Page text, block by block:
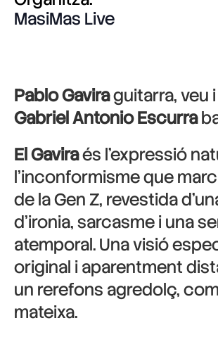
MasiMas Live
Pablo Gaviraguitarra, veu i
Gabriel Antonio Escurra
El Gaviraés l’expressió
l’inconformisme que
de la Gen Z, revestida
d’ironia, sarcasme i una
atemporal. Una visió
original i aparentment
un rerefons agredolç,
mateixa.